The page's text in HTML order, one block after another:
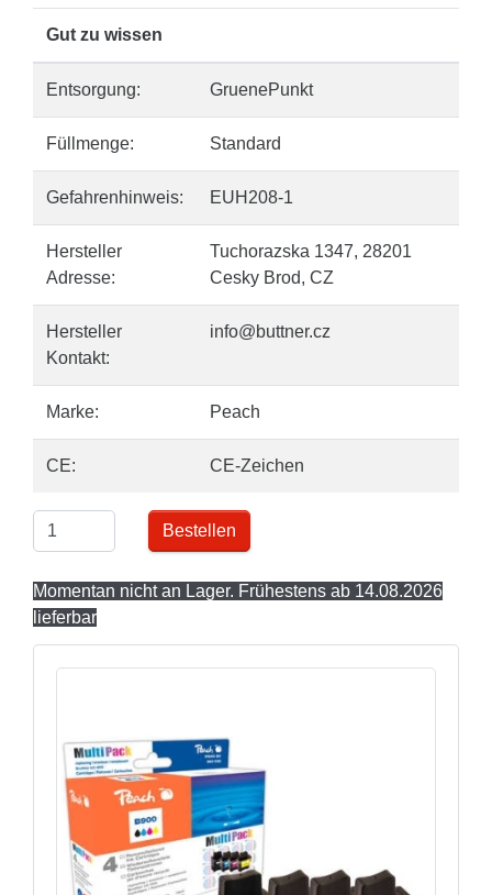
Gut zu wissen
Entsorgung: GruenePunkt
Füllmenge: Standard
Gefahrenhinweis: EUH208-1
Hersteller
Adresse:
Tuchorazska 1347, 28201
Cesky Brod, CZ
Hersteller
Kontakt:
info@buttner.cz
Marke: Peach
CE: CE-Zeichen
Bestellen
Momentan nicht an Lager. Frühestens ab 14.08.2026
lieferbar